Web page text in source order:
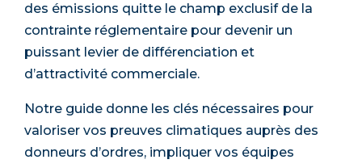
des émissions quitte le champ exclusif de la
contrainte réglementaire pour devenir un
puissant levier de différenciation et
d’attractivité commerciale.
Notre guide donne les clés nécessaires pour
valoriser vos preuves climatiques auprès des
donneurs d’ordres, impliquer vos équipes